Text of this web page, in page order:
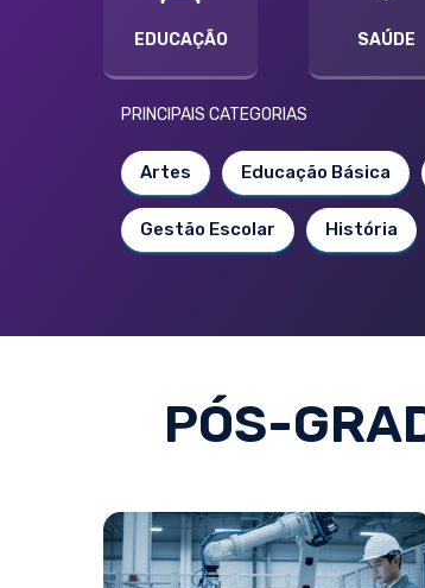
EDUCAÇÃO SAÚDE
PRINCIPAIS CATEGORIAS
Artes Educação Básica
Gestão Escolar História
PÓS-